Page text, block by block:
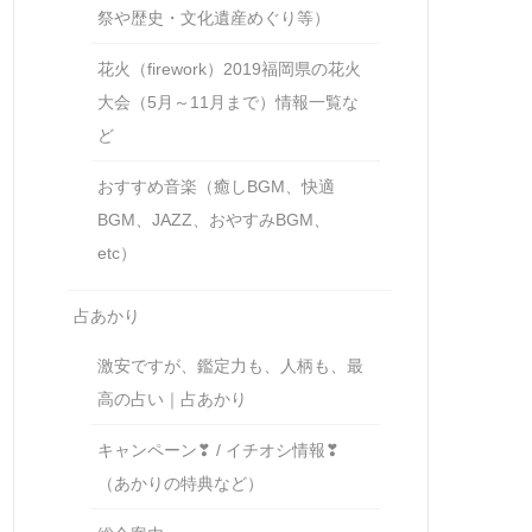
祭や歴史・文化遺産めぐり等）
花火（firework）2019福岡県の花火
大会（5月～11月まで）情報一覧な
ど
おすすめ音楽（癒しBGM、快適
BGM、JAZZ、おやすみBGM、
etc）
占あかり
激安ですが、鑑定力も、人柄も、最
高の占い｜占あかり
キャンペーン❣ / イチオシ情報❣
（あかりの特典など）